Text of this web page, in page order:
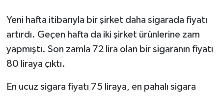
Yeni hafta itibarıyla bir şirket daha sigarada fiyatı
artırdı. Geçen hafta da iki şirket ürünlerine zam
yapmıştı. Son zamla 72 lira olan bir sigaranın fiyatı
80 liraya çıktı.
En ucuz sigara fiyatı 75 liraya, en pahalı sigara
TREND
MEDYA
OTOMOTİV
TEKNOLOJİ